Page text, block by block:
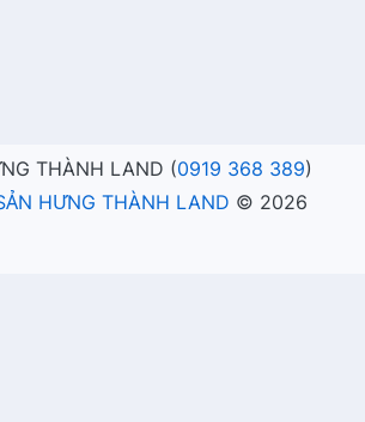
THÀNH LAND (0919 368 389)
HƯNG THÀNH LAND © 2026